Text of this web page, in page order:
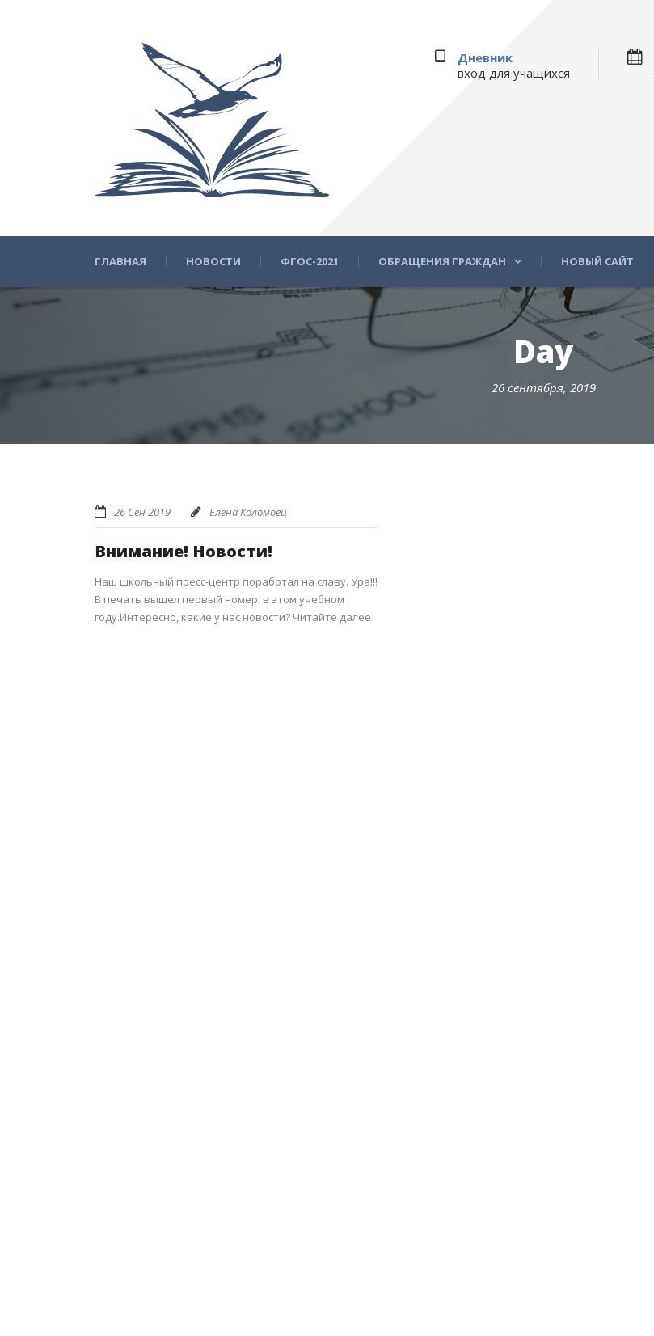
Дневник
вход для учащихся
ГЛАВНАЯ НОВОСТИ ФГОС-2021 ОБРАЩЕНИЯ ГРАЖДАН НОВЫЙ САЙТ
Day
26 сентября, 2019
26 Сен 2019 Елена Коломоец
Внимание! Новости!
Наш школьный пресс-центр поработал на славу. Ура!!!
В печать вышел первый номер, в этом учебном
году.Интересно, какие у нас новости? Читайте далее